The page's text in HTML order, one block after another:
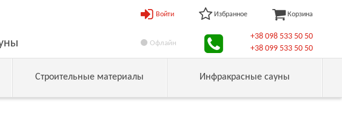
Войти Избранное Корзина
Офлайн
+38 098 533 50 50
+38 099 533 50 50
Строительные материалы Инфракрасные сауны